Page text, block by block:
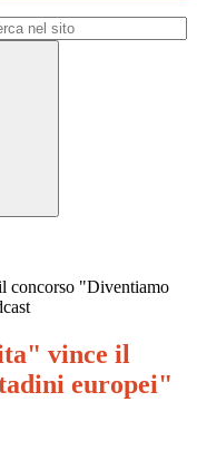
concorso "Diventiamo
vince il
europei"